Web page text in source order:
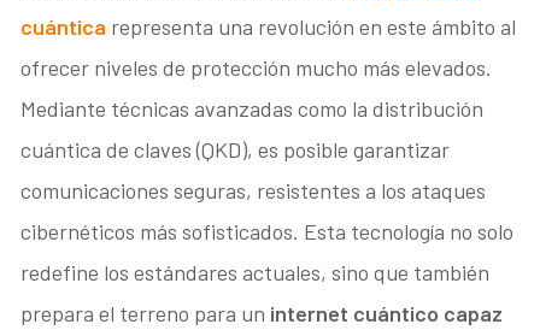
cuántica representa una revolución en este ámbito al
ofrecer niveles de protección mucho más elevados.
Mediante técnicas avanzadas como la distribución
cuántica de claves (QKD), es posible garantizar
comunicaciones seguras, resistentes a los ataques
cibernéticos más sofisticados. Esta tecnología no solo
redefine los estándares actuales, sino que también
prepara el terreno para un internet cuántico capaz